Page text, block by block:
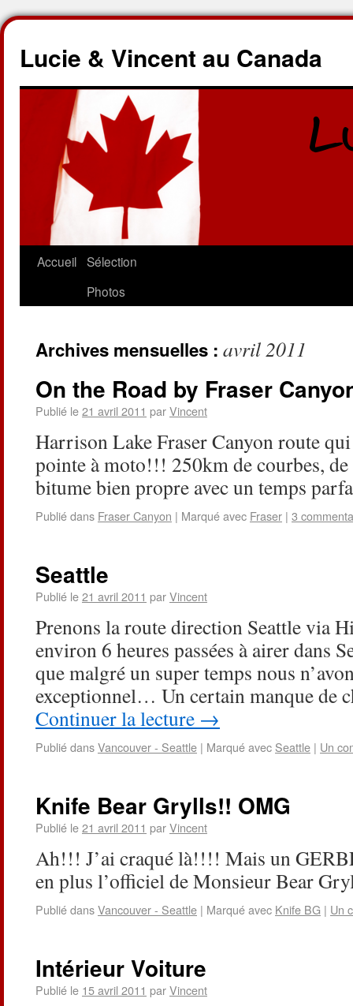
Lucie & Vincent au Canada
Accueil Sélection
Photos
Archives mensuelles : avril 2011
On the Road by Fraser
Publié le21 avril 2011 parVincent
Harrison Lake Fraser Canyon route
pointe à moto!!! 250km de courbes,
bitume bien propre avec un temps
Publié dans Fraser Canyon | Marqué avec Fraser | 3
Seattle
Publié le21 avril 2011 parVincent
Prenons la route direction Seattle
environ 6 heures passées à airer dans
que malgré un super temps nous
exceptionnel… Un certain manque de
Continuer la lecture →
Publié dansVancouver - Seattle | Marqué avec Seattle | Un
Knife Bear Grylls!! OMG
Publié le21 avril 2011 parVincent
Ah!!! J’ai craqué là!!!! Mais un
en plus l’officiel de Monsieur Bear
Publié dansVancouver - Seattle | Marqué avec Knife BG | Un
Intérieur Voiture
Publié le 15 avril 2011 parVincent